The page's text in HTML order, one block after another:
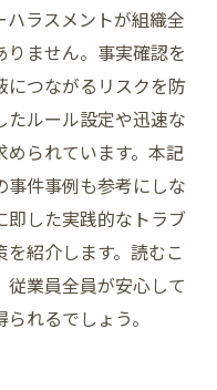
ラスメントが組織全
ません。事実確認を
につながるリスクを防
たルール設定や迅速な
られています。本記
事件事例も参考にしな
即した実践的なトラブ
紹介します。読むこ
従業員全員が安心して
れるでしょう。